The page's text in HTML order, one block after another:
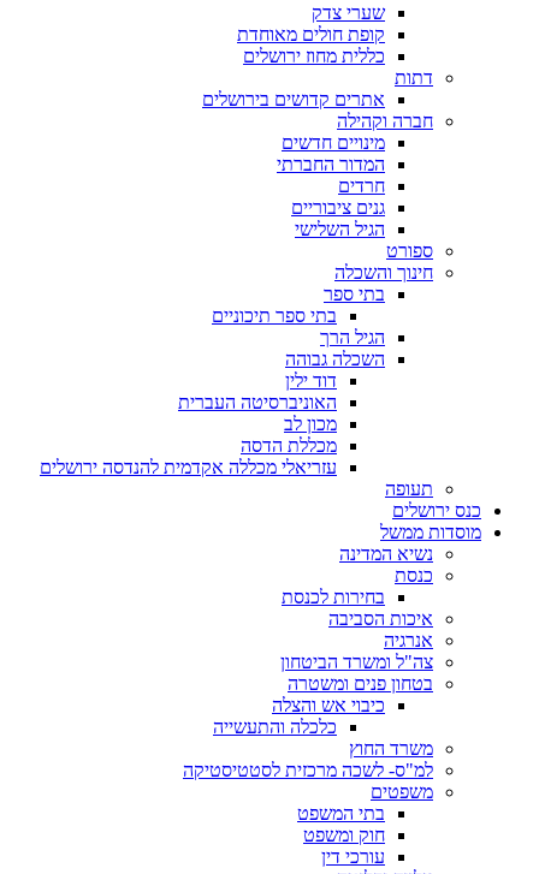
שערי צדק
קופת חולים מאוחדת
כללית מחוז ירושלים
דתות
אתרים קדושים בירושלים
חברה וקהילה
מינויים חדשים
המדור החברתי
חרדים
גנים ציבוריים
הגיל השלישי
ספורט
חינוך והשכלה
בתי ספר
בתי ספר תיכוניים
הגיל הרך
השכלה גבוהה
דוד ילין
האוניברסיטה העברית
מכון לב
מכללת הדסה
עזריאלי מכללה אקדמית להנדסה ירושלים
תעופה
כנס ירושלים
מוסדות ממשל
נשיא המדינה
כנסת
בחירות לכנסת
איכות הסביבה
אנרגיה
צה"ל ומשרד הביטחון
בטחון פנים ומשטרה
כיבוי אש והצלה
כלכלה והתעשייה
משרד החוץ
למ"ס- לשכה מרכזית לסטטיסטיקה
משפטים
בתי המשפט
חוק ומשפט
עורכי דין